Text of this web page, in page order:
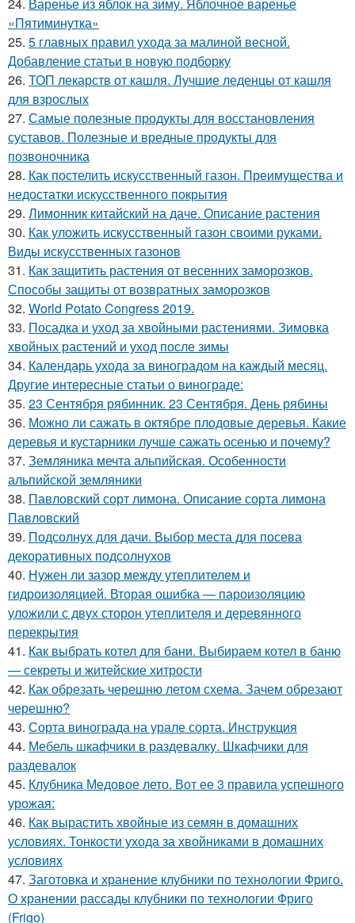
«Пятиминутка»
25. 5 главных правил ухода за малиной весной.
Добавление статьи в новую подборку
26. ТОП лекарств от кашля. Лучшие леденцы от кашля
для взрослых
27. Самые полезные продукты для восстановления
суставов. Полезные и вредные продукты для
позвоночника
28. Как постелить искусственный газон. Преимущества и
недостатки искусственного покрытия
29. Лимонник китайский на даче. Описание растения
30. Как уложить искусственный газон своими руками.
Виды искусственных газонов
31. Как защитить растения от весенних заморозков.
Способы защиты от возвратных заморозков
32. World Potato Congress 2019.
33. Посадка и уход за хвойными растениями. Зимовка
хвойных растений и уход после зимы
34. Календарь ухода за виноградом на каждый месяц.
Другие интересные статьи о винограде:
35. 23 Сентября рябинник. 23 Сентября. День рябины
36. Можно ли сажать в октябре плодовые деревья. Какие
деревья и кустарники лучше сажать осенью и почему?
37. Земляника мечта альпийская. Особенности
альпийской земляники
38. Павловский сорт лимона. Описание сорта лимона
Павловский
39. Подсолнух для дачи. Выбор места для посева
декоративных подсолнухов
40. Нужен ли зазор между утеплителем и
гидроизоляцией. Вторая ошибка — пароизоляцию
уложили с двух сторон утеплителя и деревянного
перекрытия
41. Как выбрать котел для бани. Выбираем котел в баню
— секреты и житейские хитрости
42. Как обрезать черешню летом схема. Зачем обрезают
черешню?
43. Сорта винограда на урале сорта. Инструкция
44. Мебель шкафчики в раздевалку. Шкафчики для
раздевалок
45. Клубника Медовое лето. Вот ее 3 правила успешного
урожая:
46. Как вырастить хвойные из семян в домашних
условиях. Тонкости ухода за хвойниками в домашних
условиях
47. Заготовка и хранение клубники по технологии Фриго.
О хранении рассады клубники по технологии Фриго
(Frigo)